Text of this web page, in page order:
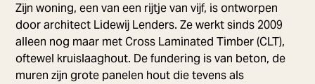
Zijn woning, een van een rijtje van vijf, is ontworpen
door architect Lidewij Lenders. Ze werkt sinds 2009
alleen nog maar met Cross Laminated Timber (CLT),
oftewel kruislaaghout. De fundering is van beton, de
muren zijn grote panelen hout die tevens als